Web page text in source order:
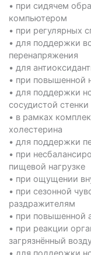
• при сидячем
компьютером
• при регулярных
• для поддержки
перенапряжения
• для
• при повышенной
• для поддержки
сосудистой стенки
• в рамках
холестерина
• для поддержки
• при
пищевой нагрузке
• при ощущении
• при сезонной
раздражителям
• при повышенной
• при реакции
загрязнённый